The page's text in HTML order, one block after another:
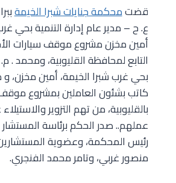
قضتمحكمة جنايات شبرا الخيمة
ع. ح – مدير عام إدارة التنمية بحي
أمين مخزن مشروع موقف سيارات
التابع لمحافظة القليوبية، ومحمد .
بحي غرب شبرا الخيمة، أمين
كاتب بشئون العاملين بمشروع موقف
بالقليوبية، من تهم التزوير
عملهم.. صدر الحكم برئاسة المستشار
رئيس المحكمة، وعضوية
منصور غربي، وتامر محمد الفنجري.